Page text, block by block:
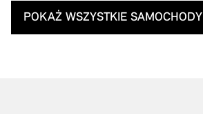
POKAŻ WSZYSTKIE SAMOCHODY